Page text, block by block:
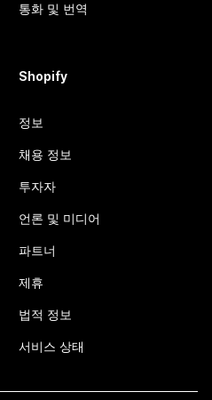
통화 및 번역
Shopify
정보
채용 정보
투자자
언론 및 미디어
파트너
제휴
법적 정보
서비스 상태